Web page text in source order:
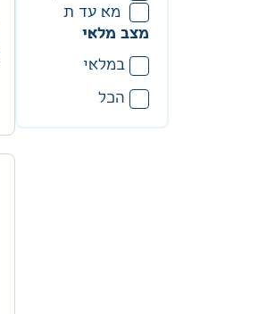
מא עד ת
מצב מלאי
במלאי
הכל